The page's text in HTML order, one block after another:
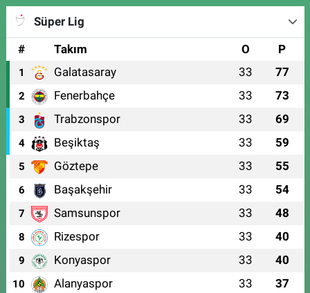
Süper Lig
#
Takım O P
1 Galatasaray 33 77
2 Fenerbahçe 33 73
3 Trabzonspor 33 69
4 Beşiktaş 33 59
5 Göztepe 33 55
6 Başakşehir 33 54
7 Samsunspor 33 48
8 Rizespor 33 40
9 Konyaspor 33 40
10 Alanyaspor 33 37